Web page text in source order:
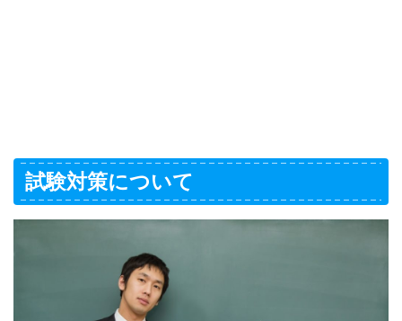
試験対策について